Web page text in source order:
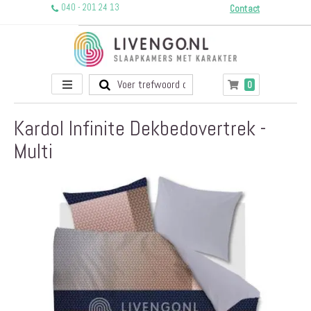
040 - 201 24 13 Contact
Toggle
Nav
Winkelwagen
0producten
Kardol Infinite Dekbedovertrek -
Multi
afbeeldingen-